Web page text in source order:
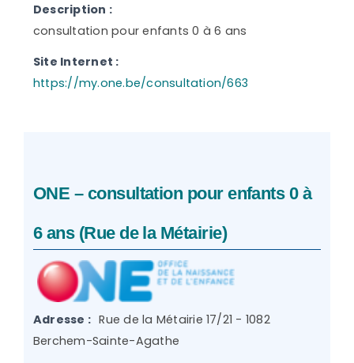
Description :
consultation pour enfants 0 à 6 ans
Site Internet :
https://my.one.be/consultation/663
ONE – consultation pour enfants 0 à
6 ans (Rue de la Métairie)
Adresse : Rue de la Métairie 17/21 - 1082
Berchem-Sainte-Agathe